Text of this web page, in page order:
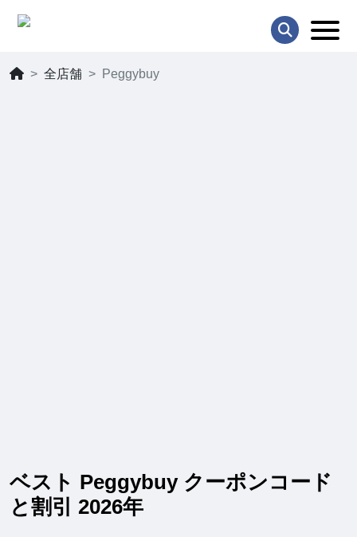
全店舗 Peggybuy
ベスト Peggybuy クーポンコード
と割引 2026年